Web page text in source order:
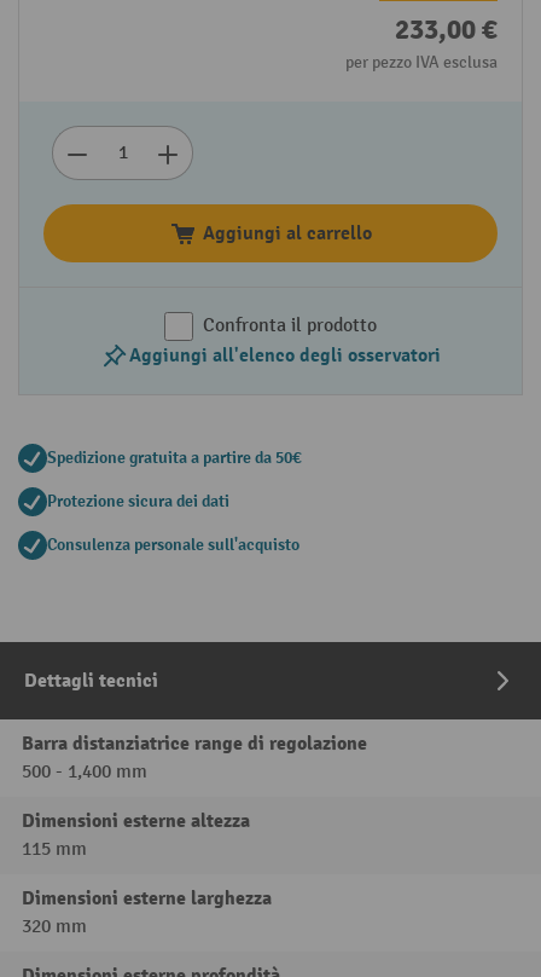
233,00 €
per pezzo IVA esclusa
Aggiungi al carrello
Confronta il prodotto
Aggiungi all'elenco degli osservatori
Spedizione gratuita a partire da 50€
Protezione sicura dei dati
Consulenza personale sull'acquisto
Dettagli tecnici
Barra distanziatrice range di regolazione
500 - 1,400 mm
Dimensioni esterne altezza
115 mm
Dimensioni esterne larghezza
320 mm